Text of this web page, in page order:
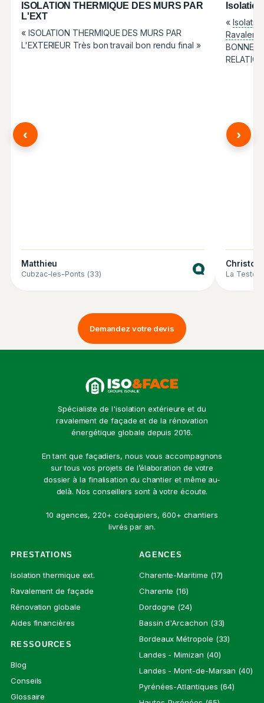
‹ ›
ISOLATION THERMIQUE DES MURS PAR
L'EXT
« ISOLATION THERMIQUE DES MURS PAR
L'EXTERIEUR Très bon travail bon rendu final »
Matthieu
Cubzac-les-Ponts (33)
«
BONNE
La Teste-
Demandez votre devis
Spécialiste de l'isolation extérieure et du
ravalement de façade et de la rénovation
énergétique globale depuis 2016.
En tant que façadiers, nous vous accompagnons
sur tous vos projets de l’élaboration de votre
dossier à la finalisation du chantier et même au-
delà. Nos conseillers sont à votre écoute.
10 agences, 220+ coéquipiers, 600+ chantiers
livrés par an.
PRESTATIONS
Isolation thermique ext.
Ravalement de façade
Rénovation globale
Aides financières
RESSOURCES
Blog
Conseils
Glossaire
AGENCES
Charente-Maritime (17)
Charente (16)
Dordogne (24)
Bassin d'Arcachon (33)
Bordeaux Métropole (33)
Landes - Mimizan (40)
Landes - Mont-de-Marsan (40)
Pyrénées-Atlantiques (64)